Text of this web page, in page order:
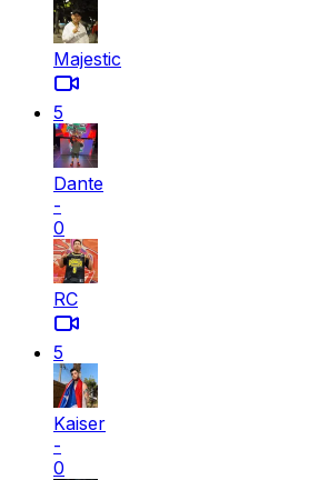
Majestic
5
Dante
-
0
RC
5
Kaiser
-
0